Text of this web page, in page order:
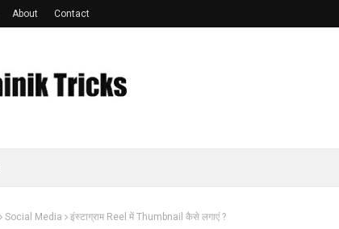
About Contact
Social Media इंस्टाग्राम Reel में Thumbnail कैसे लगाएं ?